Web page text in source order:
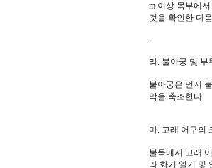
m 이상 목부에
것을 확인한 다
.
라. 불아궁 및 부
불아궁은 먼저
막을 축조한다.
마. 고래 어구의
불목에서 고래
라 화기.열기 및